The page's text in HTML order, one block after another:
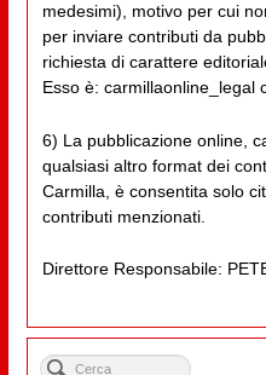
medesimi), motivo per cui
per inviare contributi da
richiesta di carattere
Esso è: carmillaonline_legal
6) La pubblicazione online,
qualsiasi altro format dei
Carmilla, è consentita solo
contributi menzionati.
Direttore Responsabile: